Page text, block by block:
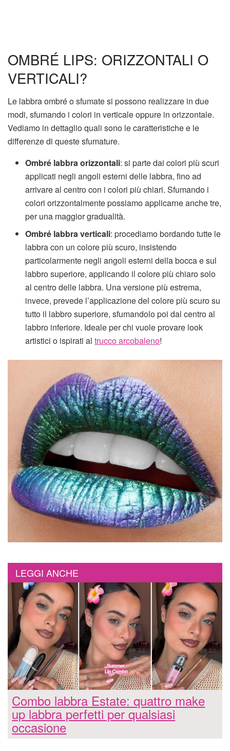
OMBRÉ LIPS: ORIZZONTALI O
VERTICALI?
Le labbra ombré o sfumate si possono realizzare in due
modi, sfumando i colori in verticale oppure in orizzontale.
Vediamo in dettaglio quali sono le caratteristiche e le
differenze di queste sfumature.
Ombré labbra orizzontali: si parte dai colori più scuri
applicati negli angoli esterni delle labbra, fino ad
arrivare al centro con i colori più chiari. Sfumando i
colori orizzontalmente possiamo applicarne anche tre,
per una maggior gradualità.
Ombré labbra verticali: procediamo bordando tutte le
labbra con un colore più scuro, insistendo
particolarmente negli angoli esterni della bocca e sul
labbro superiore, applicando il colore più chiaro solo
al centro delle labbra. Una versione più estrema,
invece, prevede l’applicazione del colore più scuro su
tutto il labbro superiore, sfumandolo poi dal centro al
labbro inferiore. Ideale per chi vuole provare look
artistici o ispirati altrucco arcobaleno!
LEGGI ANCHE
Combo labbra Estate: quattro make
up labbra perfetti per qualsiasi
occasione